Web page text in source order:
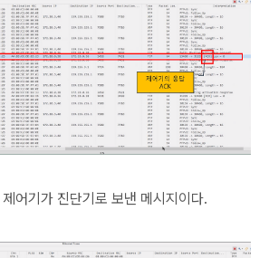
어기가 진단기로 보낸 메시지이다.